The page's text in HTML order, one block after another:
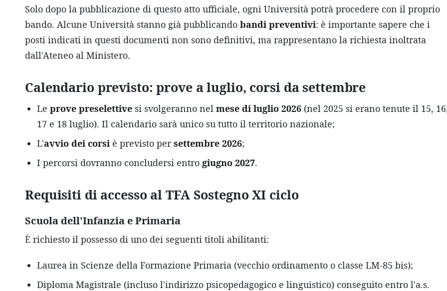
Solo dopo la pubblicazione di questo atto ufficiale, ogni Università potrà procedere con il proprio
bando. Alcune Università stanno già pubblicando bandi preventivi: è importante sapere che i
posti indicati in questi documenti non sono definitivi, ma rappresentano la richiesta inoltrata
dall'Ateneo al Ministero.
Calendario previsto: prove a luglio, corsi da settembre
Le prove preselettive si svolgeranno nel mese di luglio 2026 (nel 2025 si erano tenute il 15,
17 e 18 luglio). Il calendario sarà unico su tutto il territorio nazionale;
L'avvio dei corsi è previsto persettembre 2026;
I percorsi dovranno concludersi entro giugno 2027.
Requisiti di accesso al TFA Sostegno XI ciclo
Scuola dell'Infanzia e Primaria
È richiesto il possesso di uno dei seguenti titoli abilitanti:
Laurea in Scienze della Formazione Primaria (vecchio ordinamento o classe LM-85 bis);
Diploma Magistrale (incluso l'indirizzo psicopedagogico e linguistico) conseguito entro l'a.s.